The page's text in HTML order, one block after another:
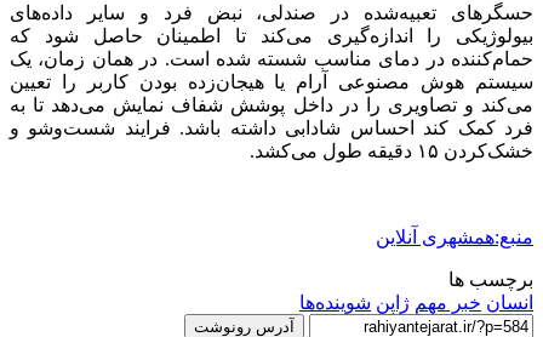
حسگرهای تعبیه‌شده در صندلی، نبض فرد و سایر داده‌های
بیولوژیکی را اندازه‌گیری می‌کند تا اطمینان حاصل شود که
حمام‌کننده در دمای مناسب شسته شده است. در همان زمان، یک
سیستم هوش مصنوعی آرام یا هیجان‌زده بودن کاربر را تعیین
می‌کند و تصاویری را در داخل پوشش شفاف نمایش می‌دهد تا به
فرد کمک کند احساس شادابی داشته باشد. فرایند شست‌وشو و
خشک‌کردن ۱۵ دقیقه طول می‌کشد.
منبع:همشهری آنلاین
برچسب ها
انسان خبر مهم ژاپن شوینده‌ها
آدرس رونوشت